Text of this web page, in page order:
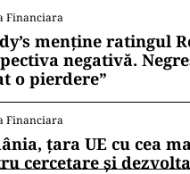
Financiara
menține ratingul
negativă.
o pierdere”
Financiara
țara UE cu cea
cercetare și